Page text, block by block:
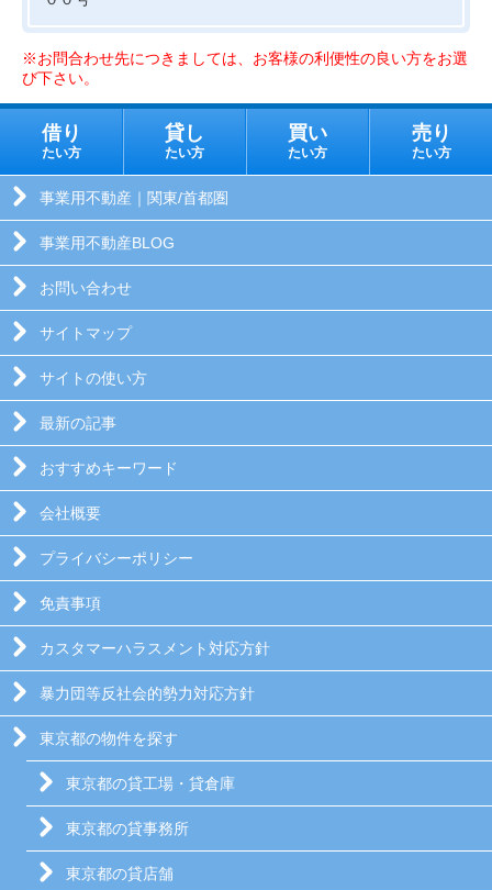
※お問合わせ先につきましては、お客様の利便性の良い方をお選
び下さい。
借り
たい方
貸し
たい方
買い
たい方
売り
たい方
事業用不動産｜関東/首都圏
事業用不動産BLOG
お問い合わせ
サイトマップ
サイトの使い方
最新の記事
おすすめキーワード
会社概要
プライバシーポリシー
免責事項
カスタマーハラスメント対応方針
暴力団等反社会的勢力対応方針
東京都の物件を探す
東京都の貸工場・貸倉庫
東京都の貸事務所
東京都の貸店舗